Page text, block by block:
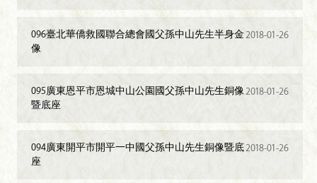
2018-01-26
096臺北華僑救國聯合總會國父孫中山先生半身金
像
2018-01-26
095廣東恩平市恩城中山公園國父孫中山先生銅像
暨底座
2018-01-26
094廣東開平市開平一中國父孫中山先生銅像暨底
座